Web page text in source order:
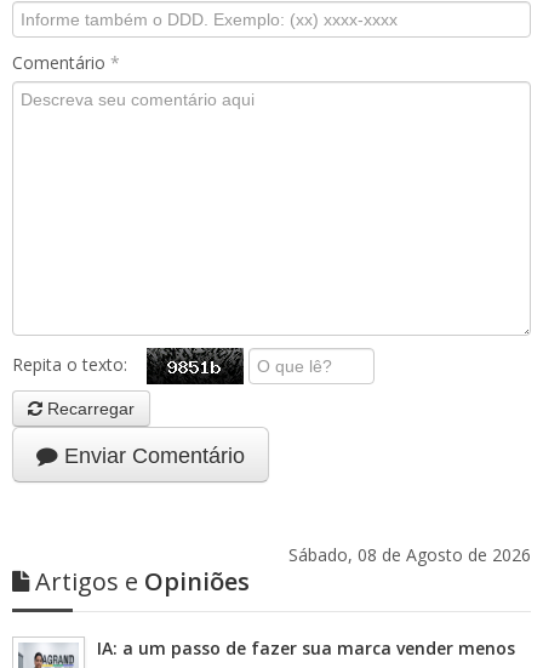
Comentário *
Repita o texto:
Recarregar
Enviar Comentário
Sábado, 08 de Agosto de 2026
Artigos e Opiniões
IA: a um passo de fazer sua marca vender menos